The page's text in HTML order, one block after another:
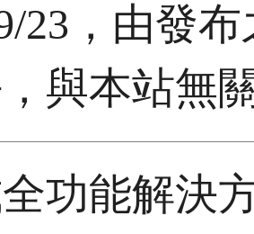
23，由發
與本站無
功能解決